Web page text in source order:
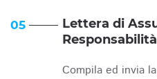
05
Lettera di
Compila ed invia